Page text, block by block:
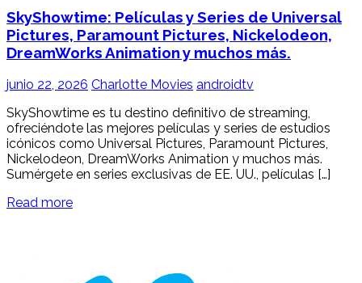
SkyShowtime: Películas y Series de Universal
Pictures, Paramount Pictures, Nickelodeon,
DreamWorks Animation y muchos más.
junio 22, 2026 Charlotte Movies androidtv
SkyShowtime es tu destino definitivo de streaming,
ofreciéndote las mejores películas y series de estudios
icónicos como Universal Pictures, Paramount Pictures,
Nickelodeon, DreamWorks Animation y muchos más.
Sumérgete en series exclusivas de EE. UU., películas […]
Read more